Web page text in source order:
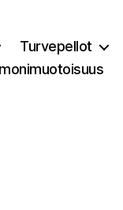
Turvepellot